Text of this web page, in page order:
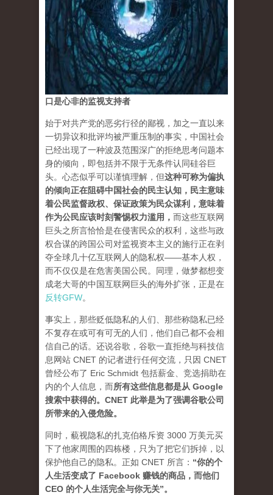
口是心非的监视支持者
始于对共产党的恶劣行径的鄙视，加之一直以来
一切异议和批评均被严重压制的事实，中国社会
已经出现了一种波及范围深广的拒绝思考问题本
身的倾向，即包括并不限于无条件认同硅谷巨
头。心态似乎可以谨慎理解，但这种可称为偏执
的倾向正在阻碍中国社会的民主认知，民主意味
着公民监督政权、保证政策为民众谋利，意味着
作为公民应该时刻警惕权力滥用， 而这些互联网
巨头之所言恰恰是在侵害民众的权利，这些与政
权合谋的跨国公司对监视资本主义的施行正在剥
夺全球几十亿互联网人的隐私权——基本人权，
而不仅仅是在危害美国公民。同理，做梦都想变
成老大哥的中国互联网巨头的海外扩张，正是在
反转GFW。
事实上，那些贬低隐私的人们、那些称隐私已经
不复存在或可有可无的人们，他们自己都不会相
信自己的话。还说谷歌，谷歌一直拒绝与科技信
息网站 CNET 的记者进行任何交流，只因 CNET
曾经公布了 Eric Schmidt 包括薪金、竞选捐助在
内的个人信息，而所有这些信息都是从 Google
搜索中获得的。CNET 此举是为了强调谷歌公司
所带来的入侵危险。
同时，藐视隐私的扎克伯格斥资 3000 万美元买
下了他家周围的四栋楼，只为了把它们拆掉，以
保护他自己的隐私。正如 CNET 所言： “你的个
人生活变成了 Facebook 赚钱的商品，而他们
CEO 的个人生活完全与你无关”。